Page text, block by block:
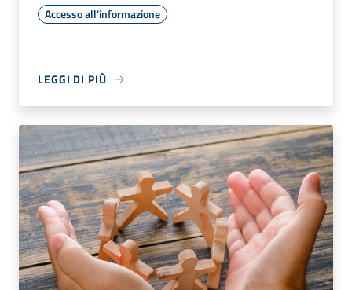
Accesso all'informazione
LEGGI DI PIÙ